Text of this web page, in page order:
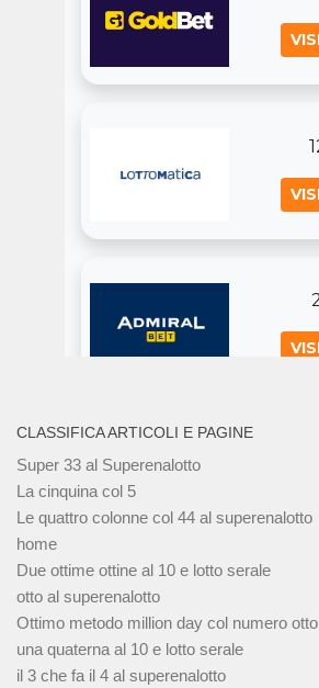
CLASSIFICA ARTICOLI E PAGINE
Super 33 al Superenalotto
La cinquina col 5
Le quattro colonne col 44 al superenalotto
home
Due ottime ottine al 10 e lotto serale
otto al superenalotto
Ottimo metodo million day col numero otto
una quaterna al 10 e lotto serale
il 3 che fa il 4 al superenalotto